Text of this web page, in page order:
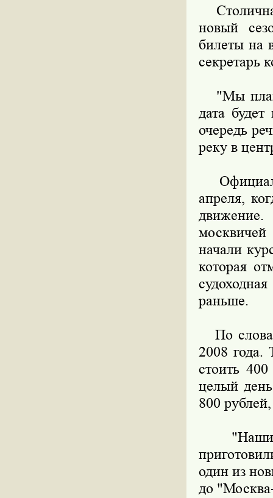
новый
билеты на
секретарь
"Мы
дата
очередь
реку в
апреля,
начали
которая
раньше.
По
2008 года.
стоить
целый
800
"Нашим
один из
до